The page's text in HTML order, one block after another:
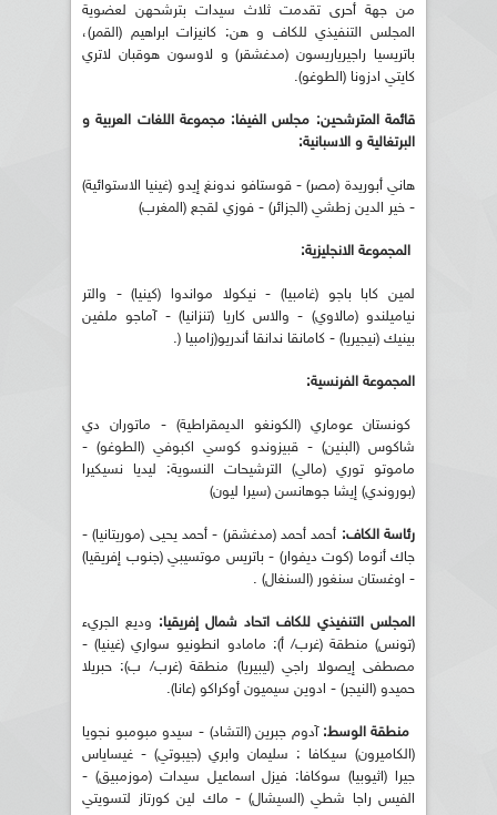
من جهة أحرى تقدمت ثلاث سيدات بترشحهن لعضوية
المجلس التنفيذي للكاف و هن: كانيزات ابراهيم (القمر)،
باتريسيا راجيرياريسون (مدغشقر) و لاوسون هوقبان لاتري
كايتي ادزونا (الطوغو).
قائمة المترشحين: مجلس الفيفا: مجموعة اللغات العربية و
البرتغالية و الاسبانية:
هاني أبوريدة (مصر) - قوستافو ندونغ إيدو (غينيا الاستوائية)
- خير الدين زطشي (الجزائر) - فوزي لقجع (المغرب)
المجموعة الانجليزية:
لمين كابا باجو (غامبيا) - نيكولا مواندوا (كينيا) - والتر
نياميلندو (مالاوي) - والاس كاريا (تنزانيا) - آماجو ملفين
بينيك (نيجيريا) - كامانقا ندانقا أندريو(زامبيا (.
المجموعة الفرنسية:
كونستان عوماري (الكونغو الديمقراطية) - ماتوران دي
شاكوس (البنين) - قبيزوندو كوسي اكبوفي (الطوغو) -
ماموتو توري (مالي) الترشيحات النسوية: ليديا نسيكيرا
(بوروندي) إيشا جوهانسن (سيرا ليون)
رئاسة الكاف: أحمد أحمد (مدغشقر) - أحمد يحيى (موريتانيا) -
جاك أنوما (كوت ديفوار) - باتريس موتسيبي (جنوب إفريقيا)
- اوغستان سنغور (السنغال) .
المجلس التنفيذي للكاف اتحاد شمال إفريقيا: وديع الجريء
(تونس) منطقة (غرب/ أ): مامادو انطونيو سواري (غينيا) -
مصطفى إيصولا راجي (ليبيريا) منطقة (غرب/ ب): حبريلا
حميدو (النيجر) - ادوين سيميون أوكراكو (عانا).
منطقة الوسط: آدوم جبرين (التشاد) - سيدو مبومبو نجويا
(الكاميرون) سيكافا : سليمان وابري (جيبوتي) - غيساياس
جيرا (اثيوبيا) سوكافا: فيزل اسماعيل سيدات (موزمبيق) -
الفيس راجا شطي (السيشال) - ماك لين كورتاز لتسويتي